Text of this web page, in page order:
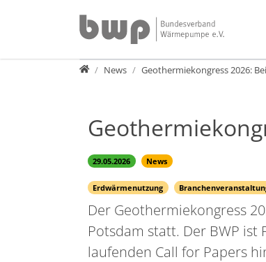
PresseNews Geothermiekongress 2026:
29.05.2026 News
Erdwärmenutzung
Der Geothermiekongress
Potsdam statt. Der BWP
laufenden Call for Papers